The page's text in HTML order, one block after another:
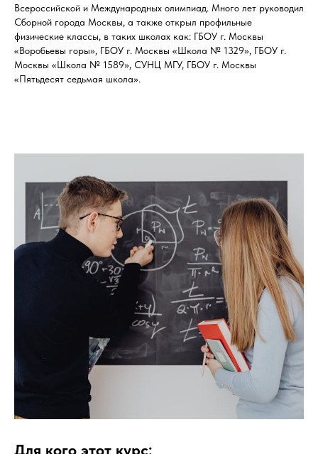
Всероссийской и Международных олимпиад. Много лет руководил
Сборной города Москвы, а также открыл профильные
физические классы, в таких школах как: ГБОУ г. Москвы
«Воробьевы горы», ГБОУ г. Москвы «Школа № 1329», ГБОУ г.
Москвы «Школа № 1589», СУНЦ МГУ, ГБОУ г. Москвы
«Пятьдесят седьмая школа».
Для кого этот курс: